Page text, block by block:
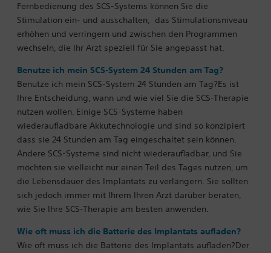
Fernbedienung des SCS-Systems können Sie die
Stimulation ein- und ausschalten, das Stimulationsniveau
erhöhen und verringern und zwischen den Programmen
wechseln, die Ihr Arzt speziell für Sie angepasst hat.
Benutze ich mein SCS-System 24 Stunden am Tag?
Benutze ich mein SCS-System 24 Stunden am Tag?Es ist
Ihre Entscheidung, wann und wie viel Sie die SCS-Therapie
nutzen wollen. Einige SCS-Systeme haben
wiederaufladbare Akkutechnologie und sind so konzipiert
dass sie 24 Stunden am Tag eingeschaltet sein können.
Andere SCS-Systeme sind nicht wiederaufladbar, und Sie
möchten sie vielleicht nur einen Teil des Tages nutzen, um
die Lebensdauer des Implantats zu verlängern. Sie sollten
sich jedoch immer mit Ihrem Ihren Arzt darüber beraten,
wie Sie Ihre SCS-Therapie am besten anwenden.
Wie oft muss ich die Batterie des Implantats aufladen?
Wie oft muss ich die Batterie des Implantats aufladen?Der